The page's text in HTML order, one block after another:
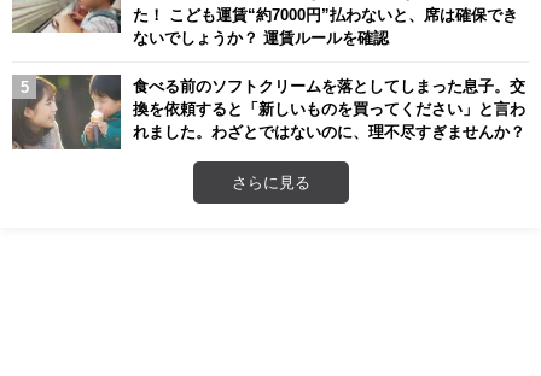
た！ こども運賃“約7000円”払わないと、席は確保でき
ないでしょうか？ 運賃ルールを確認
食べる前のソフトクリームを落としてしまった息子。交
換を依頼すると「新しいものを買ってください」と言わ
れました。わざとではないのに、理不尽すぎませんか？
さらに見る